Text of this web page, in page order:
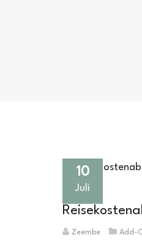
10
Juli
Zeembe Add-